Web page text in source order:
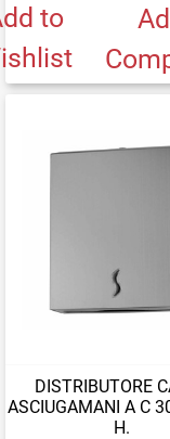
to
DISTRIBUTORE
ASCIUGAMANI A C
H.